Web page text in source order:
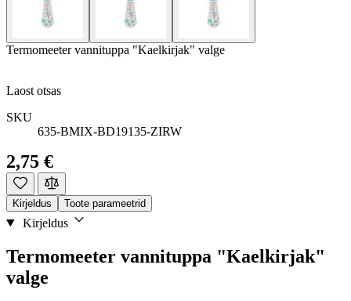
Termomeeter vannituppa "Kaelkirjak" valge
Laost otsas
SKU
635-BMIX-BD19135-ZIRW
2,75 €
Kirjeldus Toote parameetrid
Kirjeldus
Termomeeter vannituppa "Kaelkirjak"
valge